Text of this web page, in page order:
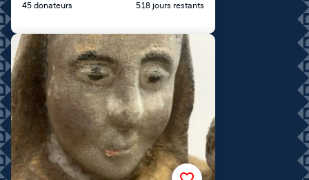
45 donateurs 518 jours restants